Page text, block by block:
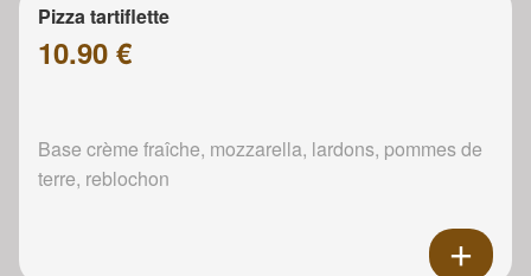
Pizza tartiflette
10.90 €
Base crème fraîche, mozzarella, lardons, pommes de
terre, reblochon